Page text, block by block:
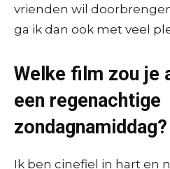
vrienden wil
ga ik dan ook met veel
Welke film zou je
een regenachtige
zondagnamiddag?
Ik ben cinefiel in hart en